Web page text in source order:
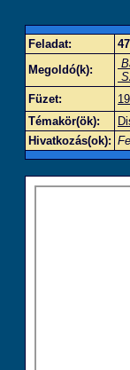
Feladat:
Megoldó(k):
Füzet:
Témakör(ök):
Hivatkozás(ok):